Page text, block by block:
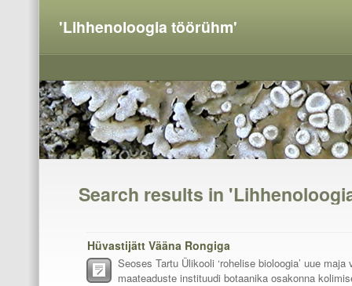
'Lihhenoloogia töörühm'
Search results in
Hüvastijätt Vääna Rongiga
Seoses Tartu Ülikooli ‘rohelise bioloogia’ uue
maateaduste instituudi botaanika osakonna